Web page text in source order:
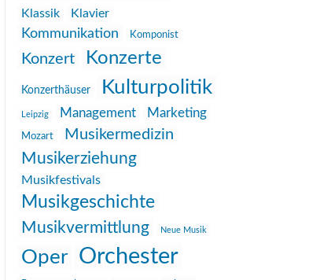
Klassik Klavier
Kommunikation Komponist
Konzert Konzerte
Konzerthäuser Kulturpolitik
Leipzig Management Marketing
Mozart Musikermedizin
Musikerziehung
Musikfestivals
Musikgeschichte
Musikvermittlung Neue Musik
Oper Orchester